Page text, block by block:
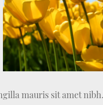
mauris sit amet nibh.